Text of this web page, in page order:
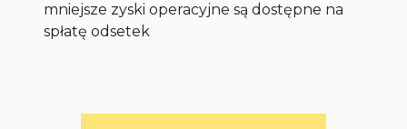
mniejsze zyski operacyjne są dostępne na
spłatę odsetek